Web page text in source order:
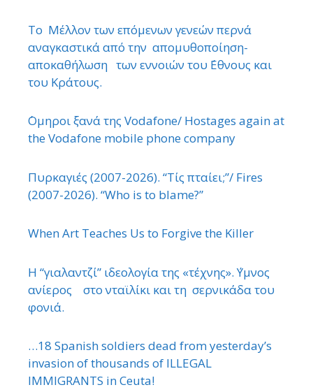
Το Μέλλον των επόμενων γενεών περνά
αναγκαστικά από την απομυθοποίηση-
αποκαθήλωση των εννοιών του ΄Εθνους και
του Κράτους.
΄Ομηροι ξανά της Vodafone/ Hostages again at
the Vodafone mobile phone company
Πυρκαγιές (2007-2026). “Τίς πταίει;”/ Fires
(2007-2026). “Who is to blame?”
When Art Teaches Us to Forgive the Killer
Η “γιαλαντζί” ιδεολογία της «τέχνης». ΄Υμνος
ανίερος στο νταϊλίκι και τη σερνικάδα του
φονιά.
…18 Spanish soldiers dead from yesterday’s
invasion of thousands of ILLEGAL
IMMIGRANTS in Ceuta!